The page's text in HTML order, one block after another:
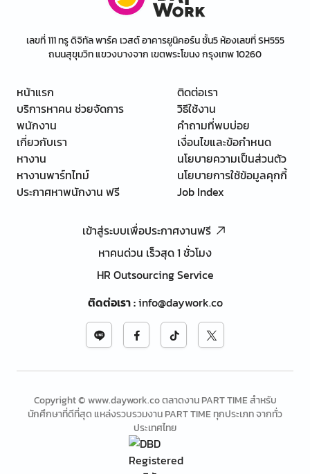
เลขที่ 111 ทรู ดิจิทัล พาร์ค เวสต์ อาคารยูนิคอร์น ชั้น5 ห้องเลขที่ SH555
ถนนสุขุมวิท แขวงบางจาก เขตพระโขนง กรุงเทพ 10260
หน้าแรก
บริการหาคน ช่วยจัดการ
พนักงาน
เกี่ยวกับเรา
หางาน
หางานพาร์ทไทม์
ประกาศหาพนักงาน ฟรี
ติดต่อเรา
วิธีใช้งาน
คำถามที่พบบ่อย
เงื่อนไขและข้อกำหนด
นโยบายความเป็นส่วนตัว
นโยบายการใช้ข้อมูลคุกกี้
Job Index
เข้าสู่ระบบเพื่อประกาศงานฟรี
หาคนด่วน เร็วสุด 1 ชั่วโมง
HR Outsourcing Service
ติดต่อเรา:info@daywork.co
Copyright © www.daywork.co ตลาดงาน PART TIME สำหรับ
นักศึกษาที่ดีที่สุด แหล่งรวบรวมงาน PART TIME ทุกประเภท จากทั่ว
ประเทศไทย